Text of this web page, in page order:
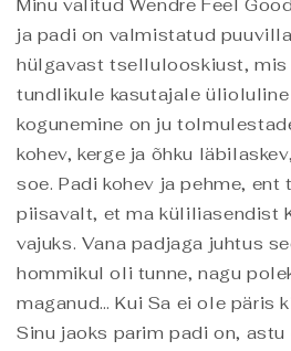
Minu valitud Wendre Feel
ja padi on valmistatud
hülgavast tsellulooskiust, mis
tundlikule kasutajale
kogunemine on ju
kohev, kerge ja õhku
soe. Padi kohev ja pehme,
piisavalt, et ma küliliasendist
vajuks. Vana padjaga juhtus
hommikul oli tunne, nagu
maganud… Kui Sa ei ole päris
Sinu jaoks parim padi on,